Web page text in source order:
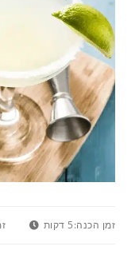
זמן הכנה:5 דקות